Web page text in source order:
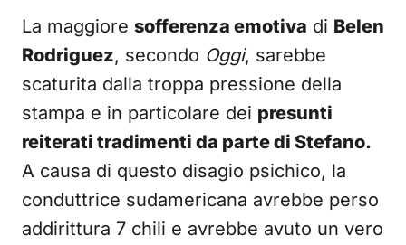
La maggiore sofferenza emotiva di Belen
Rodriguez, secondo Oggi, sarebbe
scaturita dalla troppa pressione della
stampa e in particolare dei presunti
reiterati tradimenti da parte di Stefano.
A causa di questo disagio psichico, la
conduttrice sudamericana avrebbe perso
addirittura 7 chili e avrebbe avuto un vero